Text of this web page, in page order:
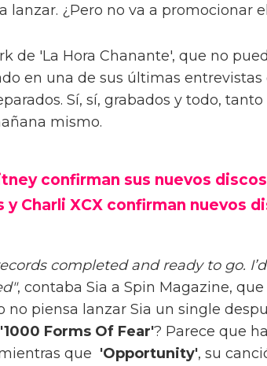
lanzar. ¿Pero no va a promocionar
de 'La Hora Chanante', que no
en una de sus últimas entrevistas
Sí, sí, grabados y todo,
mismo.
confirman sus nuevos discos
y Charli XCX confirman nuevos
completed and ready to go.
, contaba Sia a Spin Magazine,
no piensa lanzar Sia un single
'1000 Forms Of Fear'? Parece que
que 'Opportunity', su